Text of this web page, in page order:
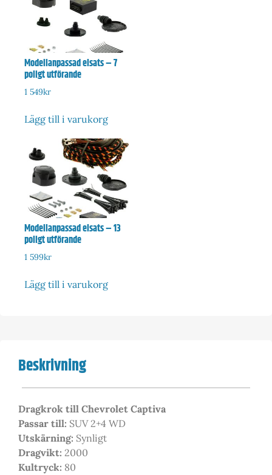
Modellanpassad elsats – 7
poligt utförande
1 549kr
Lägg till i varukorg
Modellanpassad elsats – 13
poligt utförande
1 599kr
Lägg till i varukorg
Beskrivning
Dragkrok till Chevrolet Captiva
Passar till: SUV 2+4 WD
Utskärning: Synligt
Dragvikt: 2000
Kultryck: 80